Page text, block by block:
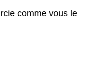
comme vous le